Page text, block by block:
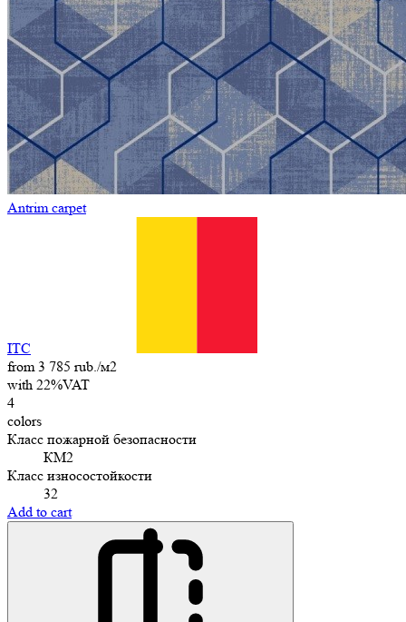
Antrim carpet
ITC
from 3 785 rub./м2
with 22%VAT
4
colors
Класс пожарной безопасности
КМ2
Класс износостойкости
32
Add to cart